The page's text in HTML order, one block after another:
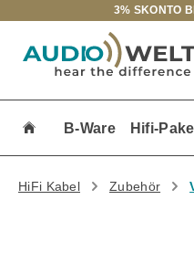
Hauptinhalt springen
Zur Suche springen
Zur Hauptnavigation
3% SKONTO
B-Ware Hifi-
HiFi Kabel Zubehör